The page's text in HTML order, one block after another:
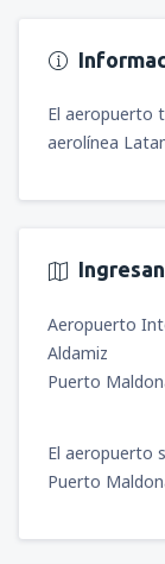
El aeropuerto
aerolínea
Aeropuerto
Aldamiz
Puerto
El aeropuerto
Puerto